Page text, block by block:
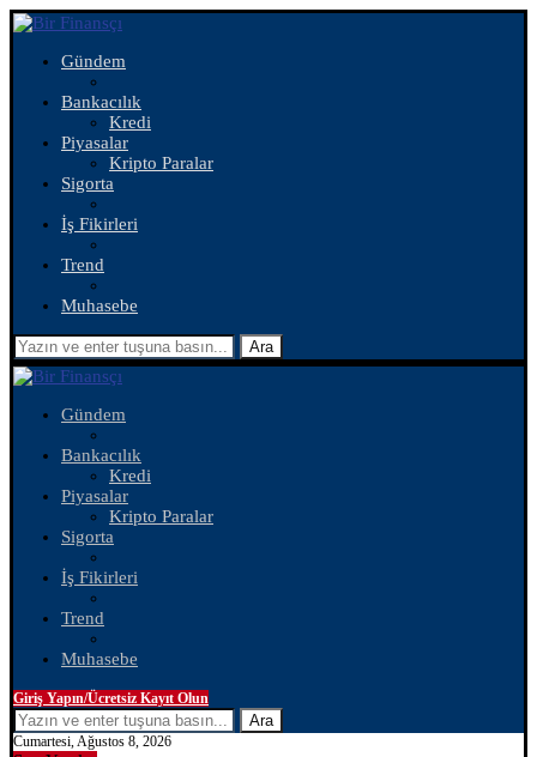
Gündem
Bankacılık
Kredi
Piyasalar
Kripto Paralar
Sigorta
İş Fikirleri
Trend
Muhasebe
Ara
Gündem
Bankacılık
Kredi
Piyasalar
Kripto Paralar
Sigorta
İş Fikirleri
Trend
Muhasebe
Giriş Yapın/Ücretsiz Kayıt Olun
Ara
Cumartesi, Ağustos 8, 2026